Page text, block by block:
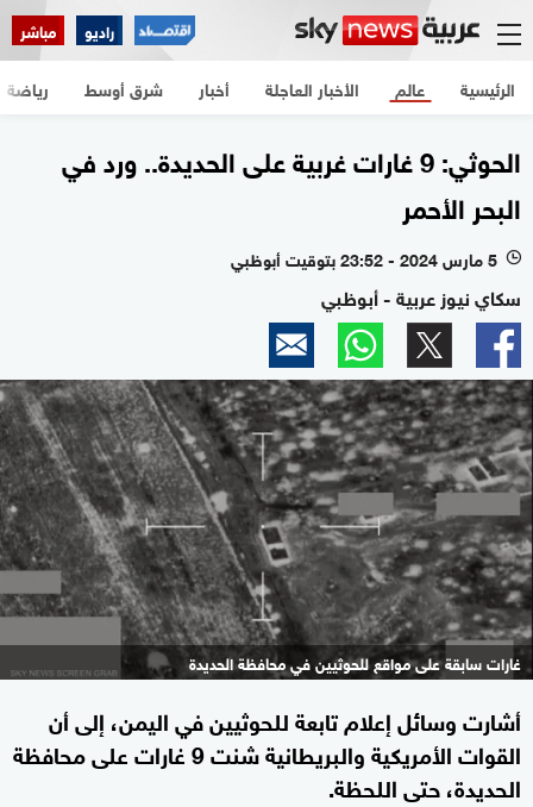
راديو مباشر
الرئيسية الأخبار العاجلة أخبار شرق أوسط عالم رياضة
الحوثي: 9 غارات غربية على الحديدة.. ورد في
البحر الأحمر
l 5 مارس 2024 - 23:52 بتوقيت أبوظبي
سكاي نيوز عربية - أبوظبي
غارات سابقة على مواقع للحوثيين في محافظة الحديدة
أشارت وسائل إعلام تابعة للحوثيين في اليمن، إلى أن
القوات الأمريكية والبريطانية شنت 9 غارات على محافظة
الحديدة، حتى اللحظة.